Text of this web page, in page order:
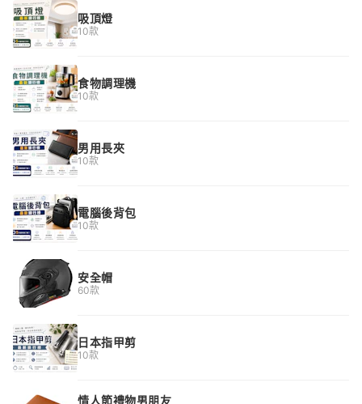
吸頂燈
10款
食物調理機
10款
男用長夾
10款
電腦後背包
10款
安全帽
60款
日本指甲剪
10款
情人節禮物男朋友